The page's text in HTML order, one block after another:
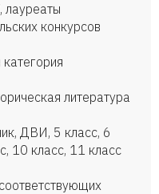
конкурсов
литература
ДВИ, 5 класс, 6
10 класс, 11 класс